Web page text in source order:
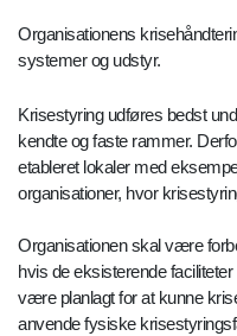
Organisationens
systemer og udstyr.
Krisestyring udføres bedst
kendte og faste rammer.
etableret lokaler med
organisationer, hvor
Organisationen skal være
hvis de eksisterende
være planlagt for at kunne
anvende fysiske